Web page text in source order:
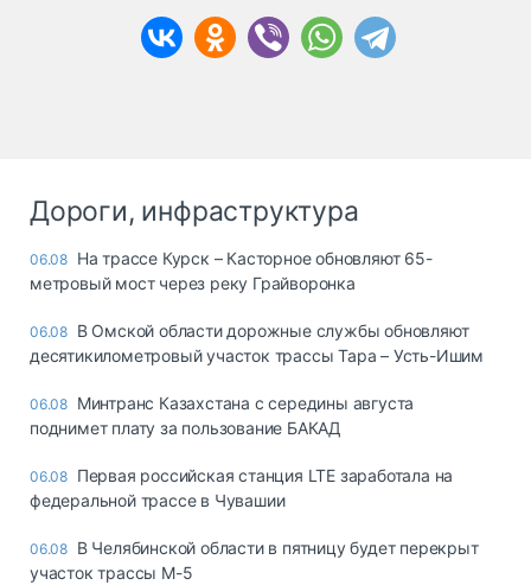
Дороги, инфраструктура
06.08 На трассе Курск – Касторное обновляют 65-
метровый мост через реку Грайворонка
06.08 В Омской области дорожные службы обновляют
десятикилометровый участок трассы Тара – Усть-Ишим
06.08 Минтранс Казахстана с середины августа
поднимет плату за пользование БАКАД
06.08 Первая российская станция LTE заработала на
федеральной трассе в Чувашии
06.08 В Челябинской области в пятницу будет перекрыт
участок трассы М-5